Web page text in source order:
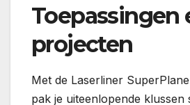
Toepassingen
projecten
Met de Laserliner
pak je uiteenlopende klussen